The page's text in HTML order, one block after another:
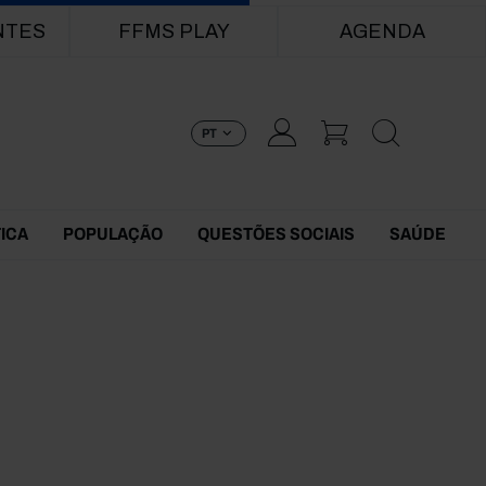
FFMS PLAY AGENDA
PT
POPULAÇÃO QUESTÕES SOCIAIS SAÚDE